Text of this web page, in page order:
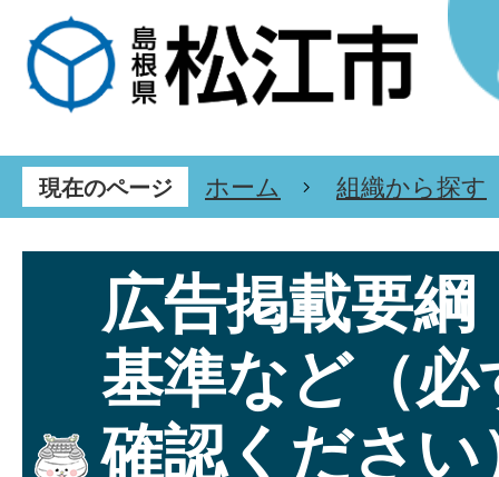
現在のページ ホーム 組織から探す
広告掲載要綱
基準など（
確認ください